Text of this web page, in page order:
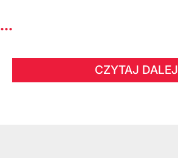
...
CZYTAJ DALEJ